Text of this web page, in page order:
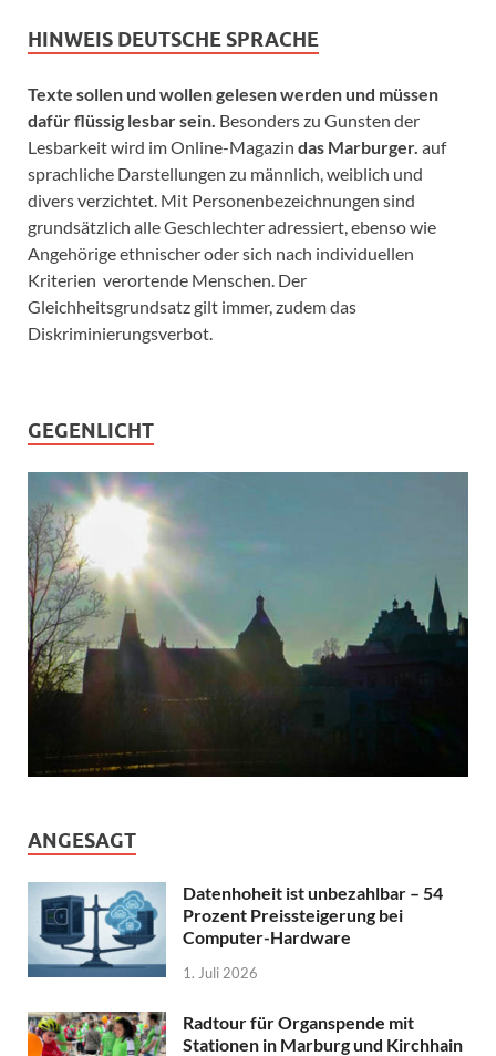
HINWEIS DEUTSCHE SPRACHE
Texte sollen und wollen gelesen werden und müssen
dafür flüssig lesbar sein. Besonders zu Gunsten der
Lesbarkeit wird im Online-Magazin das Marburger. auf
sprachliche Darstellungen zu männlich, weiblich und
divers verzichtet. Mit Personenbezeichnungen sind
grundsätzlich alle Geschlechter adressiert, ebenso wie
Angehörige ethnischer oder sich nach individuellen
Kriterien verortende Menschen. Der
Gleichheitsgrundsatz gilt immer, zudem das
Diskriminierungsverbot.
GEGENLICHT
ANGESAGT
Datenhoheit ist unbezahlbar – 54
Prozent Preissteigerung bei
Computer-Hardware
1. Juli 2026
Radtour für Organspende mit
Stationen in Marburg und Kirchhain